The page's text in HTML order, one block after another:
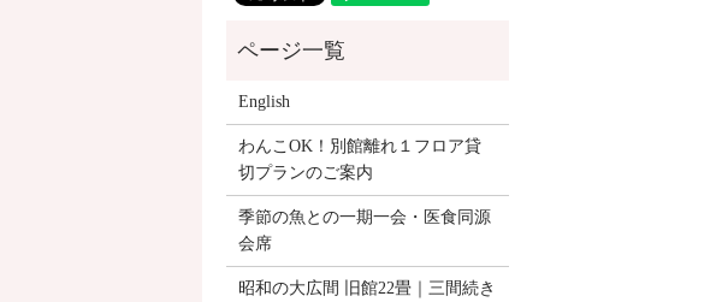
English
わんこOK！別館離れ１フロア貸
切プランのご案内
季節の魚との一期一会・医食同源
会席
昭和の大広間 旧館22畳｜三間続き